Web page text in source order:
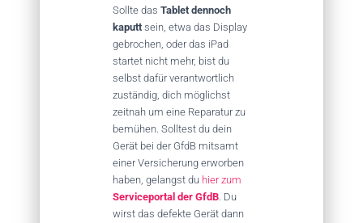
Sollte das Tablet dennoch
kaputt sein, etwa das Display
gebrochen, oder das iPad
startet nicht mehr, bist du
selbst dafür verantwortlich
zuständig, dich möglichst
zeitnah um eine Reparatur zu
bemühen. Solltest du dein
Gerät bei der GfdB mitsamt
einer Versicherung erworben
haben, gelangst du hier zum
Serviceportal der GfdB . Du
wirst das defekte Gerät dann